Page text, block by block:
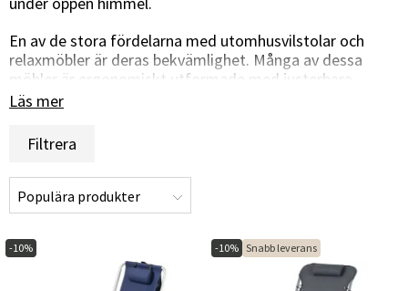
En av de stora fördelarna med utomhusvilstolar och
relaxmöbler är deras bekvämlighet. Många av dessa
möbler är ergonomiskt utformade med justerbara
ryggstöd och armstöd, vilket gör det möjligt för
efter behov. De är idealiska för att njuta av en god bok,
sola eller helt enkelt koppla av med en kopp kaffe medan
man andas in frisk luft.
Utöver sin komfort och funktionalitet bidrar vilstolar och
atmosfär i trädgården eller på terrassen. De finns i olika
stilar och färger för att passa olika utomhusinredningar,
Läs mer
Filtrera
-10% -10% Snabb leverans